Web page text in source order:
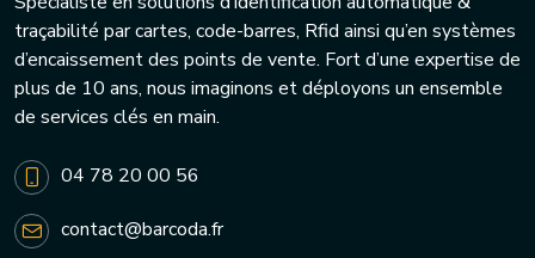
traçabilité par cartes, code-barres, Rfid ainsi qu’en systèmes
d’encaissement des points de vente. Fort d’une expertise de
plus de 10 ans, nous imaginons et déployons un ensemble
de services clés en main.
04 78 20 00 56
contact@barcoda.fr